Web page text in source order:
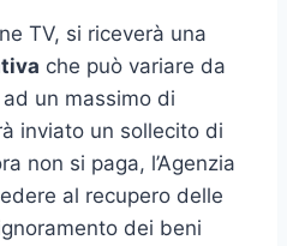
TV, si riceverà una
che può variare da
un massimo di
inviato un sollecito di
non si paga, l’Agenzia
al recupero delle
dei beni